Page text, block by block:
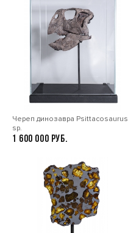
Череп динозавра Psittacosaurus
sp.
1 600 000